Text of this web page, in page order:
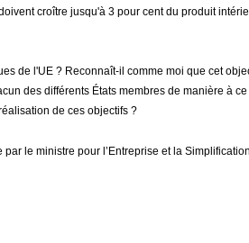
croître jusqu'à 3 pour cent du produit
de l'UE ? Reconnaît-il comme moi que cet
des différents États membres de manière à
de ces objectifs ?
le ministre pour l’Entreprise et la